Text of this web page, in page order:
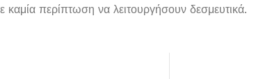
καμία περίπτωση να λειτουργήσουν δεσμευτικά.